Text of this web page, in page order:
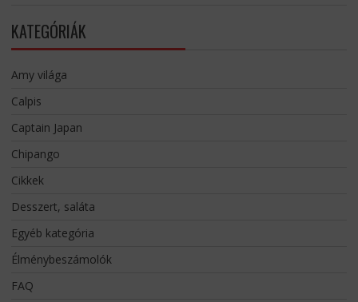
KATEGÓRIÁK
Amy világa
Calpis
Captain Japan
Chipango
Cikkek
Desszert, saláta
Egyéb kategória
Élménybeszámolók
FAQ